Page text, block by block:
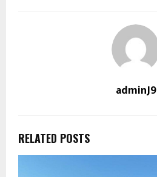
adminJ9
RELATED POSTS